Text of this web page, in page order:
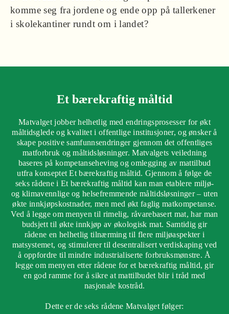
komme seg fra jordene og ende opp på tallerkener
i skolekantiner rundt om i landet?
Et bærekraftig måltid
Matvalget jobber helhetlig med endringsprosesser for økt
måltidsglede og kvalitet i offentlige institusjoner, og ønsker å
skape positive samfunns­endringer gjennom det offentliges
matforbruk og måltidsløsninger. Matvalgets veiledning
baseres på kompetanseheving og omlegging av mattilbud
utfra konseptet Et bærekraftig måltid. Gjennom å følge de
seks rådene i Et bærekraftig måltid kan man etablere miljø-
og klimavennlige og helsefremmende måltidsløsninger – uten
økte inn­kjøpskostnader, men med økt faglig matkompetanse.
Ved å legge om menyen til rimelig, råvarebasert mat, har man
budsjett til økte innkjøp av økologisk mat. Samtidig gir
rådene en helhetlig tilnærming til flere miljøaspekter i
matsystemet, og stimulerer til desentralisert verdiskaping ved
å opp­f­ordre til mindre industrialiserte forbruksmønstre. Å
legge om menyen etter rådene for et bærekraftig måltid, gir
en god ramme for å sikre at mattilbudet blir i tråd med
nasjonale kostråd.
Dette er de seks rådene Matvalget følger: